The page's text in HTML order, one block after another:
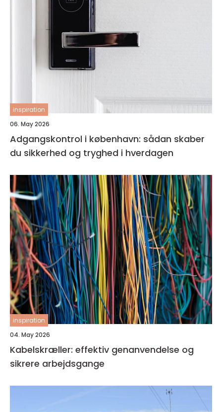
inspiration
06. May 2026
Adgangskontrol i københavn: sådan skaber
du sikkerhed og tryghed i hverdagen
inspiration
04. May 2026
Kabelskræller: effektiv genanvendelse og
sikrere arbejdsgange